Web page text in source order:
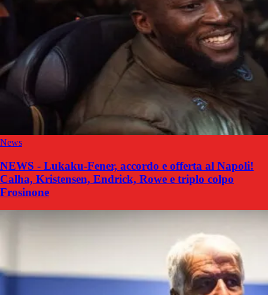
News
NEWS - Lukaku-Fener, accordo e offerta al Napoli!
Calha, Kristensen, Endrick, Rowe e triplo colpo
Frosinone